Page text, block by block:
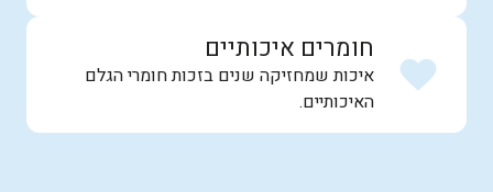
חומרים איכותיים
איכות שמחזיקה שנים בזכות חומרי הגלם
האיכותיים.